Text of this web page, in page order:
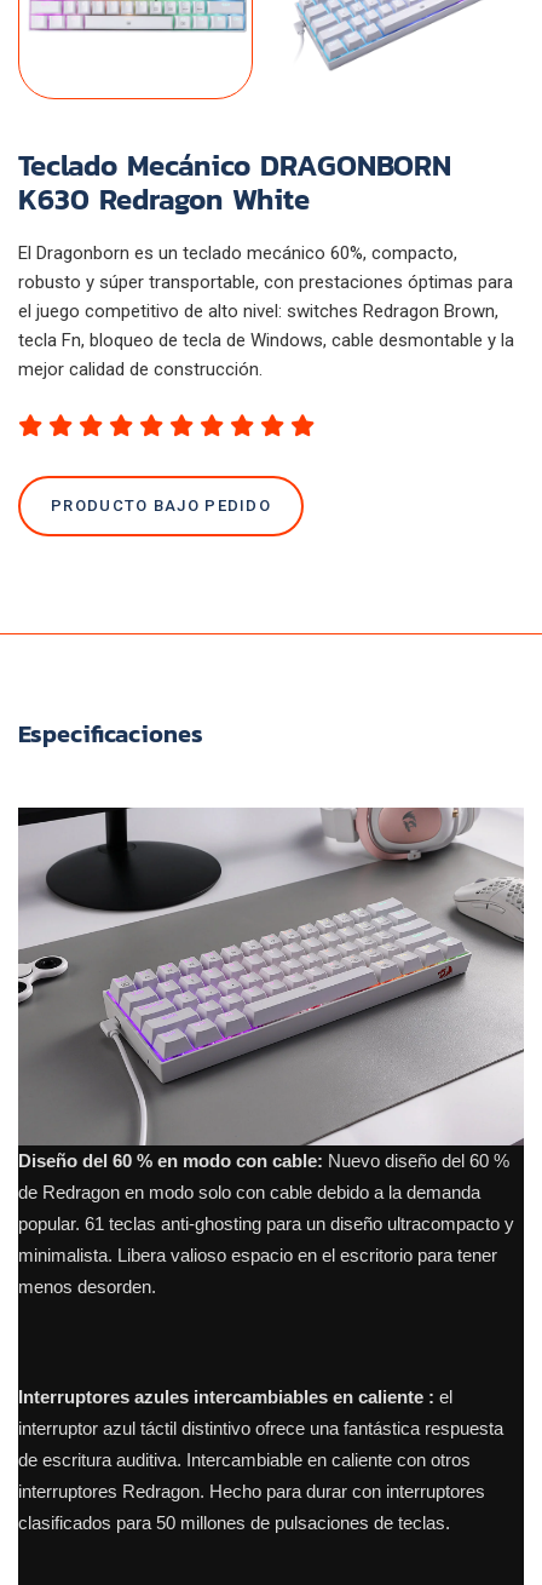
Teclado Mecánico DRAGONBORN
K630 Redragon White
El Dragonborn es un teclado mecánico 60%, compacto,
robusto y súper transportable, con prestaciones óptimas para
el juego competitivo de alto nivel: switches Redragon Brown,
tecla Fn, bloqueo de tecla de Windows, cable desmontable y la
mejor calidad de construcción.
PRODUCTO BAJO PEDIDO
Especificaciones
Diseño del 60 % en modo con cable: Nuevo diseño del 60 %
de Redragon en modo solo con cable debido a la demanda
popular. 61 teclas anti-ghosting para un diseño ultracompacto y
minimalista. Libera valioso espacio en el escritorio para tener
menos desorden.
Interruptores azules intercambiables en caliente : el
interruptor azul táctil distintivo ofrece una fantástica respuesta
de escritura auditiva. Intercambiable en caliente con otros
interruptores Redragon. Hecho para durar con interruptores
clasificados para 50 millones de pulsaciones de teclas.